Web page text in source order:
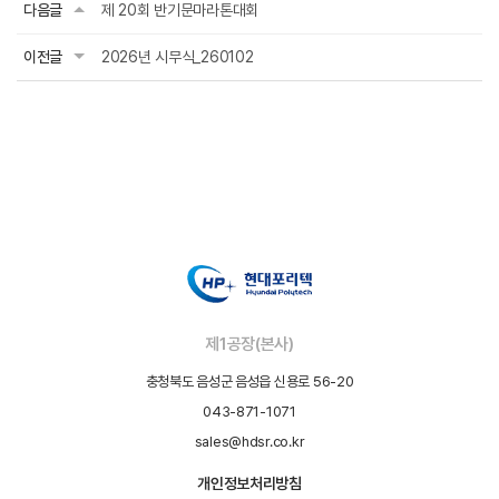
다음글 제 20회 반기문마라톤대회
이전글 2026년 시무식_260102
제1공장(본사)
충청북도 음성군 음성읍 신용로 56-20
043-871-1071
sales@hdsr.co.kr
개인정보처리방침